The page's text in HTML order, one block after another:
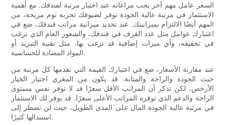
السعر عامل مهم آخر يجب مراعاته عند اختيار مرتبة لفندقك. مع أهمية
الاستثمار في مرتبة عالية الجودة توفر لضيوفك تجربة نوم مريحة، من
المهم أيضًا الالتزام بميزانيتك. عند تحديد ميزانية مراتب فندقك، ضع في
اعتبارك عوامل مثل عدد الغرف في فندقك، والشعور العام الذي ترغب
في تحقيقه، وأي ميزات إضافية قد ترغب بها، مثل تقنية التبريد أو
المواد المضادة للحساسية.
عند مقارنة الأسعار، ضع في اعتبارك القيمة التي تقدمها كل مرتبة من
حيث الجودة والراحة والمتانة. قد يكون من المغري اختيار الخيار
الأرخص، لكن تذكر أن المراتب الأقل سعرًا قد لا توفر نفس مستوى
الراحة والدعم الذي توفره المراتب الأعلى سعرًا. قد يوفر لك الاستثمار
في مرتبة عالية الجودة المال على المدى الطويل، حيث لن تضطر إلى
استبدالها كثيرًا.